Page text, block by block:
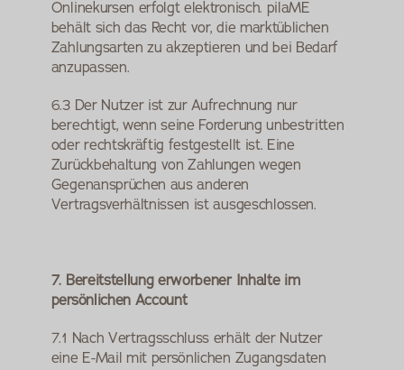
Onlinekursen erfolgt elektronisch. pilaME
behält sich das Recht vor, die marktüblichen
Zahlungsarten zu akzeptieren und bei Bedarf
anzupassen.
6.3 Der Nutzer ist zur Aufrechnung nur
berechtigt, wenn seine Forderung unbestritten
oder rechtskräftig festgestellt ist. Eine
Zurückbehaltung von Zahlungen wegen
Gegenansprüchen aus anderen
Vertragsverhältnissen ist ausgeschlossen.
7. Bereitstellung erworbener Inhalte im
persönlichen Account
7.1 Nach Vertragsschluss erhält der Nutzer
eine E-Mail mit persönlichen Zugangsdaten